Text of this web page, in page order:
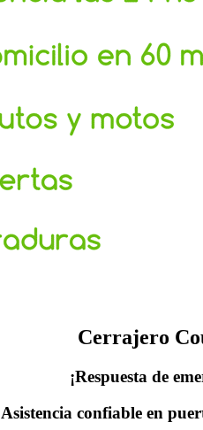
Cerrajero
¡Respuesta de
Asistencia confiable en